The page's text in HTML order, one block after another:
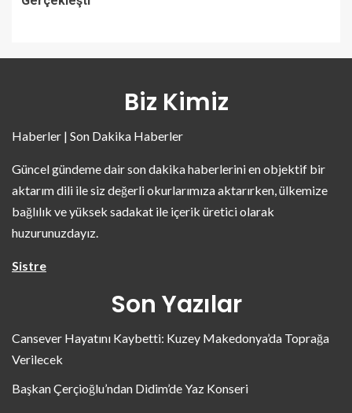
Biz Kimiz
Haberler | Son Dakika Haberler
Güncel gündeme dair son dakika haberlerini en objektif bir
aktarım dili ile siz değerli okurlarımıza aktarırken, ülkemize
bağlılık ve yüksek sadakat ile içerik üretici olarak
huzurunuzdayız.
Sistre
Son Yazılar
Cansever Hayatını Kaybetti: Kuzey Makedonya’da Toprağa
Verilecek
Başkan Çerçioğlu’ndan Didim’de Yaz Konseri